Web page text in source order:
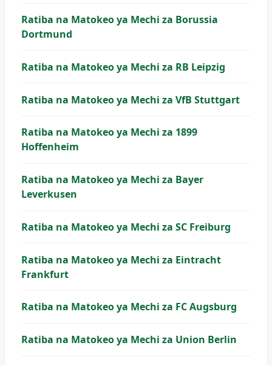
Ratiba na Matokeo ya Mechi za Borussia
Dortmund
Ratiba na Matokeo ya Mechi za RB Leipzig
Ratiba na Matokeo ya Mechi za VfB Stuttgart
Ratiba na Matokeo ya Mechi za 1899
Hoffenheim
Ratiba na Matokeo ya Mechi za Bayer
Leverkusen
Ratiba na Matokeo ya Mechi za SC Freiburg
Ratiba na Matokeo ya Mechi za Eintracht
Frankfurt
Ratiba na Matokeo ya Mechi za FC Augsburg
Ratiba na Matokeo ya Mechi za Union Berlin